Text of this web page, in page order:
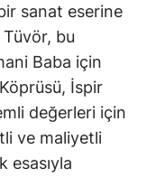
bir sanat eserine
bu
Baba için
İspir
değerleri için
ve maliyetli
esasıyla